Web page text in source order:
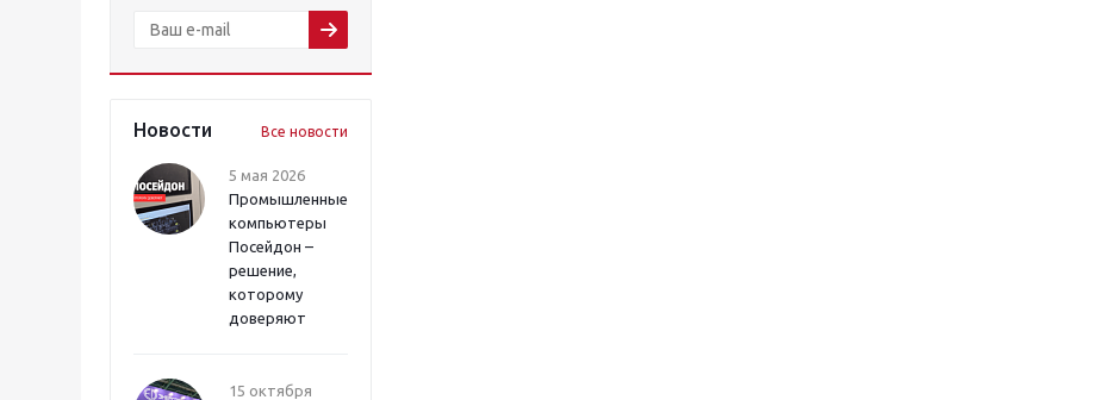
Новости Все новости
5 мая 2026
Промышленные
компьютеры
Посейдон –
решение,
которому
доверяют
15 октября